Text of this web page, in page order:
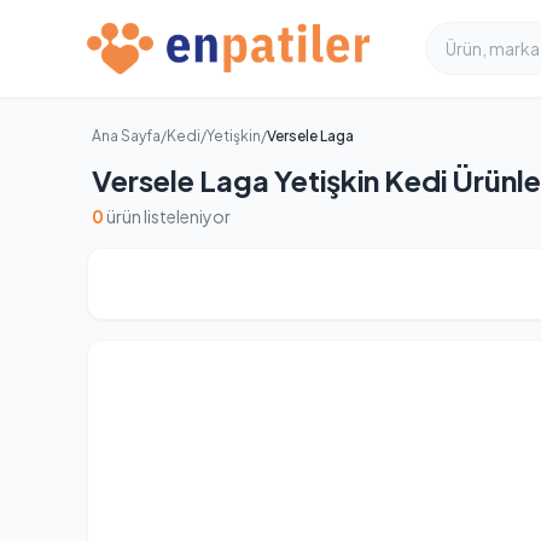
Ana Sayfa/Kedi/Yetişkin/Versele Laga
Versele Laga Yetişkin Kedi
0 ürün listeleniyor